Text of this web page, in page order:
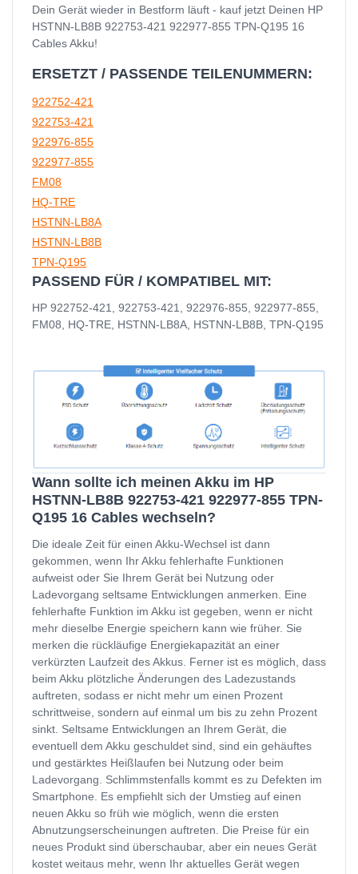
Dein Gerät wieder in Bestform läuft - kauf jetzt Deinen HP
HSTNN-LB8B 922753-421 922977-855 TPN-Q195 16
Cables Akku!
ERSETZT / PASSENDE TEILENUMMERN:
922752-421
922753-421
922976-855
922977-855
FM08
HQ-TRE
HSTNN-LB8A
HSTNN-LB8B
TPN-Q195
PASSEND FÜR / KOMPATIBEL MIT:
HP 922752-421, 922753-421, 922976-855, 922977-855,
FM08, HQ-TRE, HSTNN-LB8A, HSTNN-LB8B, TPN-Q195
Wann sollte ich meinen Akku im HP
HSTNN-LB8B 922753-421 922977-855 TPN-
Q195 16 Cables wechseln?
Die ideale Zeit für einen Akku-Wechsel ist dann
gekommen, wenn Ihr Akku fehlerhafte Funktionen
aufweist oder Sie Ihrem Gerät bei Nutzung oder
Ladevorgang seltsame Entwicklungen anmerken. Eine
fehlerhafte Funktion im Akku ist gegeben, wenn er nicht
mehr dieselbe Energie speichern kann wie früher. Sie
merken die rückläufige Energiekapazität an einer
verkürzten Laufzeit des Akkus. Ferner ist es möglich, dass
beim Akku plötzliche Änderungen des Ladezustands
auftreten, sodass er nicht mehr um einen Prozent
schrittweise, sondern auf einmal um bis zu zehn Prozent
sinkt. Seltsame Entwicklungen an Ihrem Gerät, die
eventuell dem Akku geschuldet sind, sind ein gehäuftes
und gestärktes Heißlaufen bei Nutzung oder beim
Ladevorgang. Schlimmstenfalls kommt es zu Defekten im
Smartphone. Es empfiehlt sich der Umstieg auf einen
neuen Akku so früh wie möglich, wenn die ersten
Abnutzungserscheinungen auftreten. Die Preise für ein
neues Produkt sind überschaubar, aber ein neues Gerät
kostet weitaus mehr, wenn Ihr aktuelles Gerät wegen